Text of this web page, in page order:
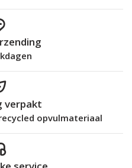
verpakt
opvulmateriaal